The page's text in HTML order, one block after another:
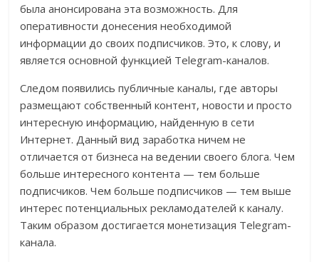
была анонсирована эта возможность. Для
оперативности донесения необходимой
информации до своих подписчиков. Это, к слову, и
является основной функцией Telegram-каналов.
Следом появились публичные каналы, где авторы
размещают собственный контент, новости и просто
интересную информацию, найденную в сети
Интернет. Данный вид заработка ничем не
отличается от бизнеса на ведении своего блога. Чем
больше интересного контента — тем больше
подписчиков. Чем больше подписчиков — тем выше
интерес потенциальных рекламодателей к каналу.
Таким образом достигается монетизация Telegram-
канала.